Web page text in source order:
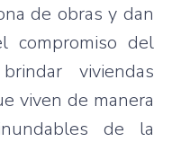
de obras y dan
compromiso del
viviendas
viven de manera
de la